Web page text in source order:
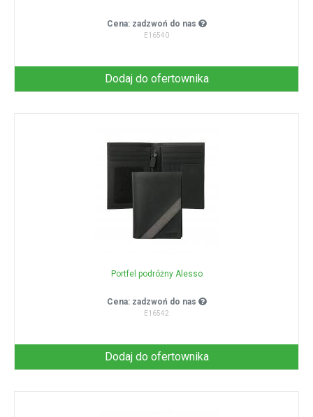
Cena: zadzwoń do nas
E16540
Dodaj do ofertownika
Portfel podróżny Alesso
Cena: zadzwoń do nas
E16542
Dodaj do ofertownika